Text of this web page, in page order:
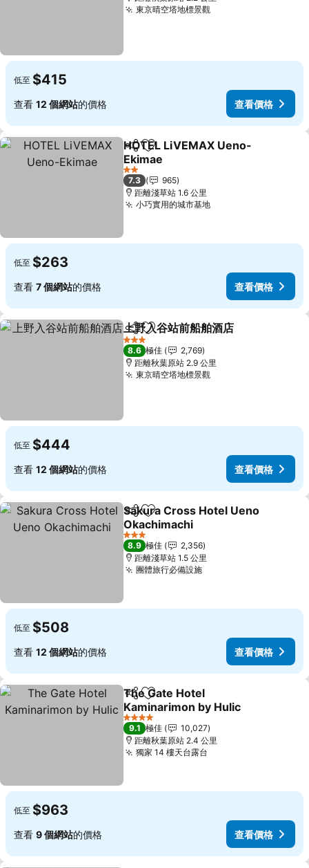
東京晴空塔地標景觀
低至 $415
查看 12 個網站的價格 查看價格
分享 放到收藏夾
HOTEL LiVEMAX Ueno-
Ekimae
2 星級
7.3
965
距離淺草站 1.6 公里
小巧實用的城市基地
低至 $263
查看 7 個網站的價格 查看價格
分享 放到收藏夾
上野入谷站前船舶酒店
3 星級
8.6 極佳
2,769
距離秋葉原站 2.9 公里
東京晴空塔地標景觀
低至 $444
查看 12 個網站的價格 查看價格
分享 放到收藏夾
Sakura Cross Hotel Ueno
Okachimachi
3 星級
8.9 極佳
2,356
距離淺草站 1.5 公里
團體旅行必備設施
低至 $508
查看 12 個網站的價格 查看價格
分享 放到收藏夾
The Gate Hotel
Kaminarimon by Hulic
4 星級
9.1 極佳
10,027
距離秋葉原站 2.4 公里
獨家 14 樓天台露台
低至 $963
查看 9 個網站的價格 查看價格